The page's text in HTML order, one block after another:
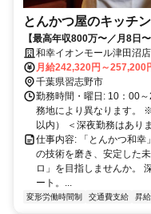
とんかつ屋のキッチ
【最高年収800万〜／月8日
研修／定着率9割超／60年以
和幸イオンモール津田沼店
月給242,320円～257,200
千葉県習志野市
勤務時間・曜日: 10：00
務地により異なります。
以内） ＜深夜勤務はあり
仕事内容: 「とんかつ和幸
の技術を磨き、安定した
ロ」を目指しませんか。
ート。...
変形労働時間制 交通費支給 昇